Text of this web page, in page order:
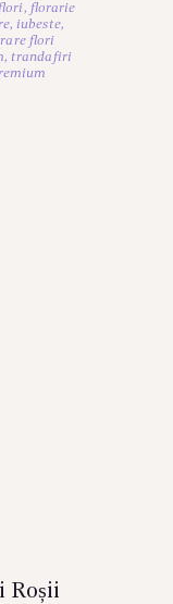
, florarie
, iubeste,
flori
, trandafiri
Roșii